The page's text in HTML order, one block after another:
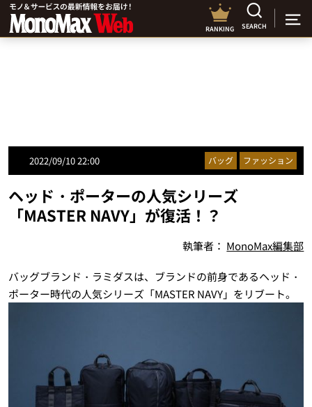
RANKING SEARCH
2022/09/10 22:00 バッグ ファッション
ヘッド・ポーターの人気シリーズ
「MASTER NAVY」が復活！？
執筆者： MonoMax編集部
バッグブランド・ラミダスは、ブランドの前身であるヘッド・
ポーター時代の人気シリーズ「MASTER NAVY」をリブート。